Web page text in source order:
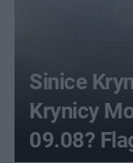
Sinice
Krynicy
09.08?